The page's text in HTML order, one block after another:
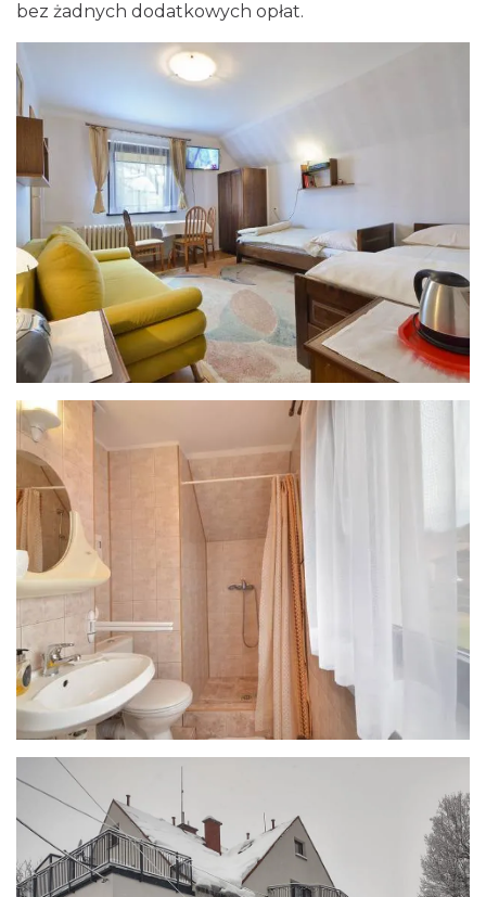
bez żadnych dodatkowych opłat.